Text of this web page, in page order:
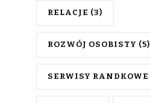
RELACJE (3)
ROZWÓJ OSOBISTY (5)
SERWISY RANDKOWE